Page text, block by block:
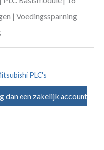
| Voedingsspanning
PLC's
dan een zakelijk account